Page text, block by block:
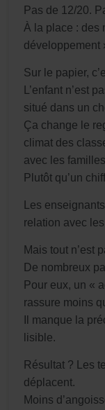
Pas de 12/20.
À la place : des
développement
Sur le papier,
L’enfant n’est
situé dans un
Ça change le
climat des
avec les
Plutôt qu’un
Les
relation avec
Mais tout n’est
De nombreux
Pour eux, un «
rassure moins
Il manque la
lisible.
Résultat ? Les
déplacent.
Moins